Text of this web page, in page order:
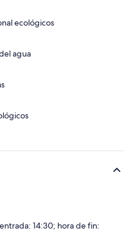
ecológicos
agua
14:30; hora de fin: